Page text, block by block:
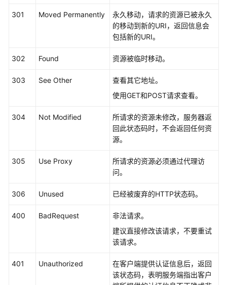
状
码
301 Moved Permanently
永久移动，请求的资源已被永久
的移动到新的URI，返回信息会
包括新的URI。
302 Found 资源被临时移动。
303 See Other
查看其它地址。
使用GET和POST请求查看。
304 Not Modified
所请求的资源未修改，服务器返
回此状态码时，不会返回任何资
源。
305 Use Proxy
所请求的资源必须通过代理访
问。
306 Unused 已经被废弃的HTTP状态码。
400 BadRequest
非法请求。
建议直接修改该请求，不要重试
该请求。
401 Unauthorized
在客户端提供认证信息后，返回
该状态码，表明服务端指出客户